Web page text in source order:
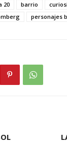
20 barrio
personajes